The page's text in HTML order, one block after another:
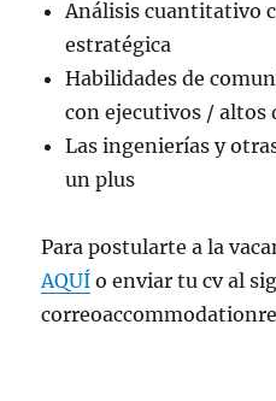
Análisis cuantitativo
estratégica
Habilidades de
con ejecutivos / altos
Las ingenierías y
un plus
Para postularte a la
AQUÍ o enviar tu cv al